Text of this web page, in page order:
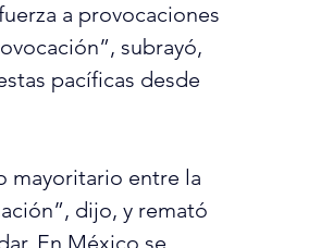
a provocaciones
subrayó,
pacíficas desde
mayoritario entre la
dijo, y remató